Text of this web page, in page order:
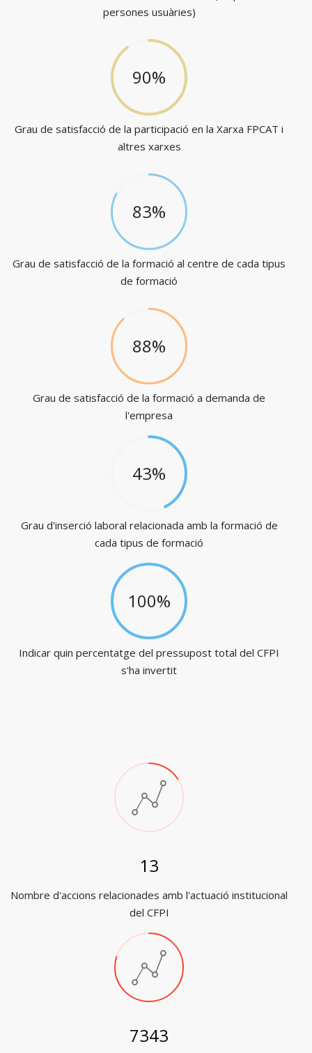
persones usuàries)
90%
Grau de satisfacció de la participació en la Xarxa FPCAT i
altres xarxes
83%
Grau de satisfacció de la formació al centre de cada tipus
de formació
88%
Grau de satisfacció de la formació a demanda de
l'empresa
43%
Grau d'inserció laboral relacionada amb la formació de
cada tipus de formació
100%
Indicar quin percentatge del pressupost total del CFPI
s'ha invertit
16
Nombre d'accions relacionades amb l'actuació institucional
del CFPI
8573